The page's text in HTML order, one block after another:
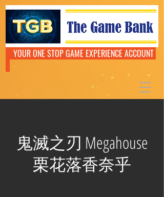
YOUR ONE STOP GAME EXPERIENCE ACCOUNT
鬼滅之刃 Megahouse
栗花落香奈乎